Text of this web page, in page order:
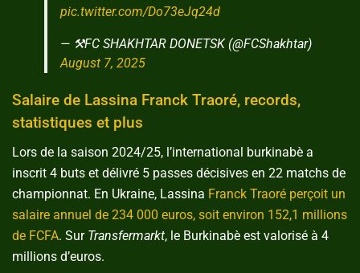
pic.twitter.com/Do73eJq24d
— ⚒FC SHAKHTAR DONETSK (@FCShakhtar)
August 7, 2025
Salaire de Lassina Franck Traoré, records,
statistiques et plus
Lors de la saison 2024/25, l’international burkinabè a
inscrit 4 buts et délivré 5 passes décisives en 22 matchs de
championnat. En Ukraine, Lassina Franck Traoré perçoit un
salaire annuel de 234 000 euros, soit environ 152,1 millions
de FCFA. Sur Transfermarkt, le Burkinabè est valorisé à 4
millions d’euros.